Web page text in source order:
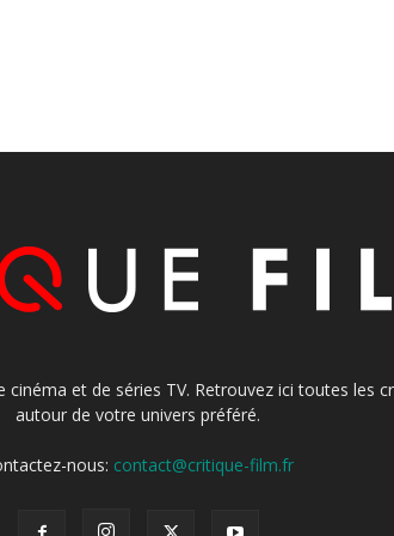
et de séries TV. Retrouvez ici toutes les
autour de votre univers préféré.
nous: contact@critique-film.fr